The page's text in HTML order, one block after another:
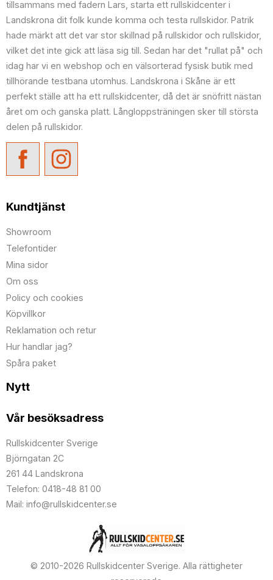
tillsammans med fadern Lars, starta ett rullskidcenter i
Landskrona dit folk kunde komma och testa rullskidor. Patrik
hade märkt att det var stor skillnad på rullskidor och rullskidor,
vilket det inte gick att läsa sig till. Sedan har det "rullat på" och
idag har vi en webshop och en välsorterad fysisk butik med
tillhörande testbana utomhus. Landskrona i Skåne är ett
perfekt ställe att ha ett rullskidcenter, då det är snöfritt nästan
året om och ganska platt. Långloppsträningen sker till största
delen på rullskidor.
Kundtjänst
Showroom
Telefontider
Mina sidor
Om oss
Policy och cookies
Köpvillkor
Reklamation och retur
Hur handlar jag?
Spåra paket
Nytt
Vår besöksadress
Rullskidcenter Sverige
Björngatan 2C
261 44 Landskrona
Telefon: 0418-48 81 00
Mail: info@rullskidcenter.se
© 2010-2026 Rullskidcenter Sverige. Alla rättigheter